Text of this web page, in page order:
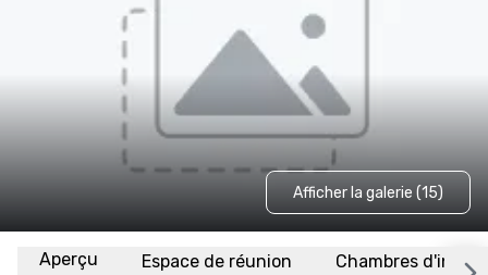
Afficher la galerie (15)
Aperçu Espace de réunion Chambres